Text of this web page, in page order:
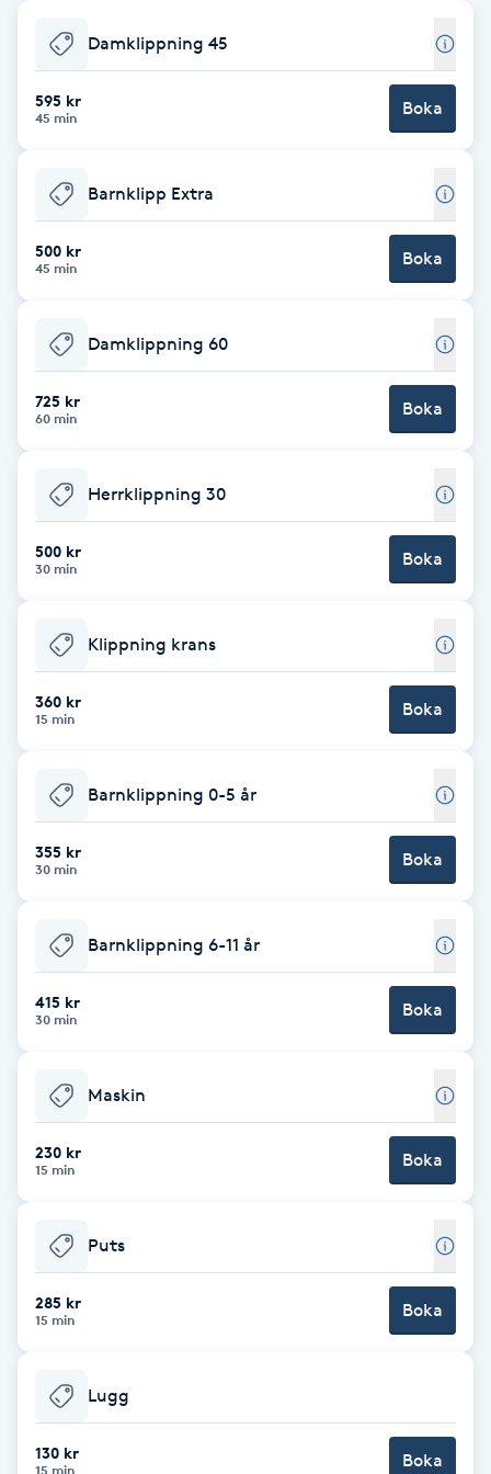
Babylights
Balayage
Barber
BIAB
Blowout
Brynfärgning
Brynplockning
Bröllopsuppsättning
C
Celluliter
Coachning
Diamantslipning
Extensions
Extensions borttagning
Eyeliner-tatuering
Damklippning 45
595 kr
45 min Boka
Barnklipp Extra
500 kr
45 min Boka
Damklippning 60
725 kr
60 min Boka
Herrklippning 30
500 kr
30 min Boka
Klippning krans
360 kr
15 min Boka
Barnklippning 0-5 år
355 kr
30 min Boka
Barnklippning 6-11 år
415 kr
30 min Boka
Maskin
230 kr
15 min Boka
Puts
285 kr
15 min Boka
Lugg
130 kr
15 min Boka